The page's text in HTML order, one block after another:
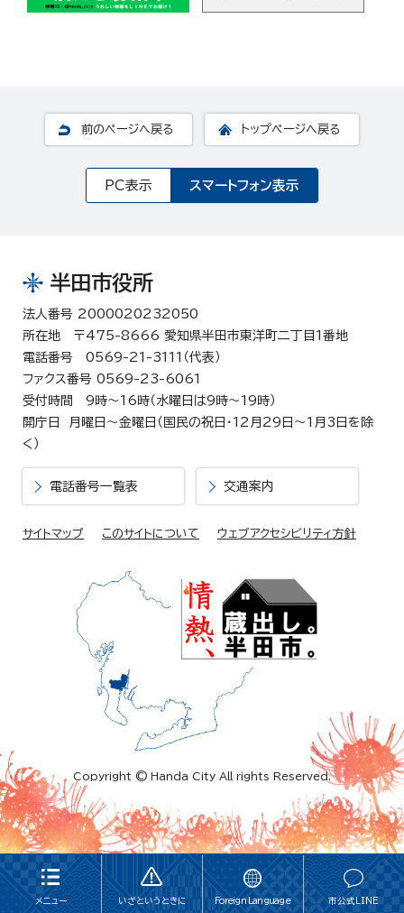
前のページへ戻る トップページへ戻る
PC表示 スマートフォン表示
メニュー いざというときに Foreign Language 市公式LINE
半田市役所
法人番号 2000020232050
所在地 〒475-8666 愛知県半田市東洋町二丁目1番地
電話番号 0569-21-3111（代表）
ファクス番号 0569-23-6061
受付時間 9時～16時（水曜日は9時～19時）
開庁日 月曜日～金曜日（国民の祝日・12月29日～1月3日を除
く）
電話番号一覧表 交通案内
サイトマップ このサイトについて ウェブアクセシビリティ方針
Copyright © Handa City All rights Reserved.